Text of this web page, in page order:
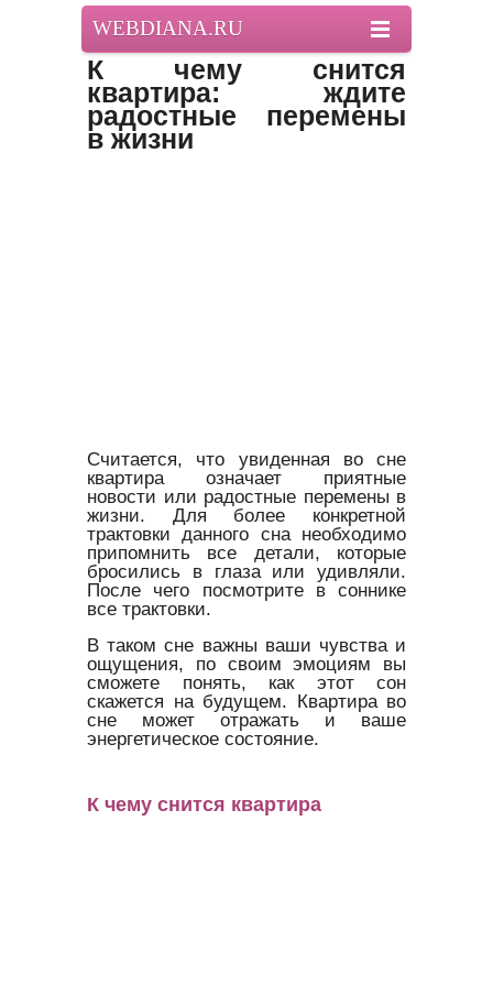
WEBDIANA.RU
К чему снится
квартира: ждите
радостные перемены
в жизни
Считается, что увиденная во сне
квартира означает приятные
новости или радостные перемены в
жизни. Для более конкретной
трактовки данного сна необходимо
припомнить все детали, которые
бросились в глаза или удивляли.
После чего посмотрите в соннике
все трактовки.
В таком сне важны ваши чувства и
ощущения, по своим эмоциям вы
сможете понять, как этот сон
скажется на будущем. Квартира во
сне может отражать и ваше
энергетическое состояние.
К чему снится квартира